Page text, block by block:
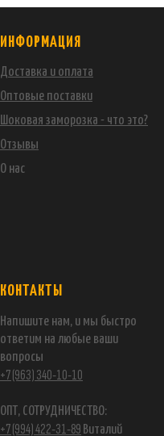
ИНФОРМАЦИЯ
Доставка и оплата
Оптовые поставки
Шоковая заморозка - что это?
Отзывы
О нас
КОНТАКТЫ
Напишите нам, и мы быстро
ответим на любые ваши
вопросы
+7 (963) 340-10-10
ОПТ, СОТРУДНИЧЕСТВО:
+7 (994) 422-31-89 Виталий